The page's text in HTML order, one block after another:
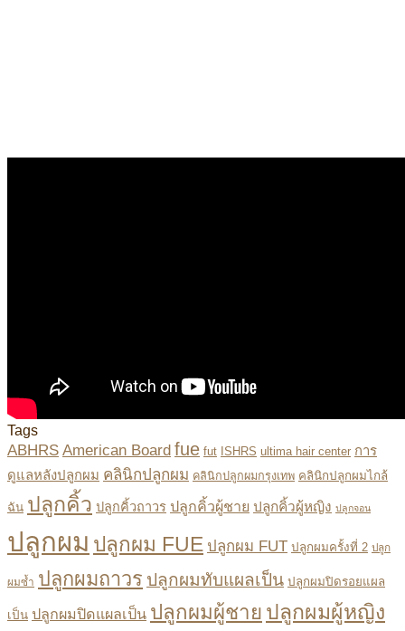
Tags
ABHRS American Board fue fut ISHRS ultima hair center การ
ดูแลหลังปลูกผม คลินิกปลูกผม คลินิกปลูกผมกรุงเทพ คลินิกปลูกผมไกล้
ฉัน ปลูกคิ้ว ปลูกคิ้วถาวร ปลูกคิ้วผู้ชาย ปลูกคิ้วผู้หญิง ปลูกจอน
ปลูกผม ปลูกผม FUE ปลูกผม FUT ปลูกผมครั้งที่ 2 ปลูก
ผมซ้ำ ปลูกผมถาวร ปลูกผมทับแผลเป็น ปลูกผมปิดรอยแผล
เป็น ปลูกผมปิดแผลเป็น ปลูกผมผู้ชาย ปลูกผมผู้หญิง